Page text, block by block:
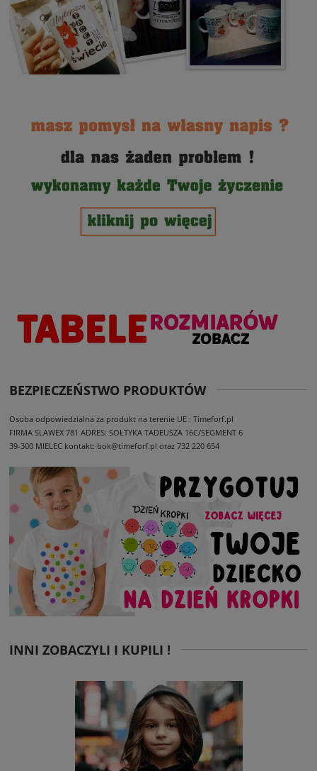
BEZPIECZEŃSTWO PRODUKTÓW
Osoba odpowiedzialna za produkt na terenie UE : Timeforf.pl
FIRMA SLAWEX 781 ADRES: SOŁTYKA TADEUSZA 16C/SEGMENT 6
39-300 MIELEC kontakt: bok@timeforf.pl oraz 732 220 654
INNI ZOBACZYLI I KUPILI !